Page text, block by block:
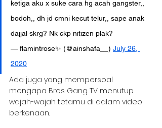
ketiga aku x suke cara hg acah gangster,,
bodoh,, dh jd cmni kecut telur,, sape anak
dajjal skrg? Nk ckp nitizen plak?
— flamintrose✨ (@ainshafa__) July 26,
2020
Ada juga yang mempersoal
mengapa Bros Gang TV menutup
wajah-wajah tetamu di dalam video
berkenaan.